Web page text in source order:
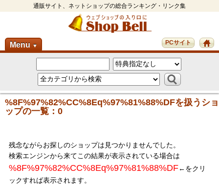
通販サイト、ネットショップの総合ランキング・リンク集
Menu ▼ PCサイト
%8F%97%82%CC%8Eq%97%81%88%DFを扱うショ
ップの一覧：0
残念ながらお探しのショップは見つかりませんでした。
検索エンジンから来てこの結果が表示されている場合は
%8F%97%82%CC%8Eq%97%81%88%DF←をクリ
ックすれば表示されます。